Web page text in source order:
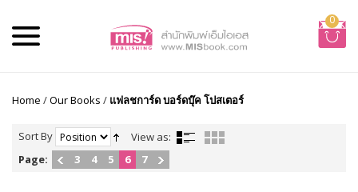
0
Home /Our Books / แฟลชการ์ด บอร์ดบุ๊ค โปสเตอร์
Sort By
View as:
Page:
3 4 5 6 7